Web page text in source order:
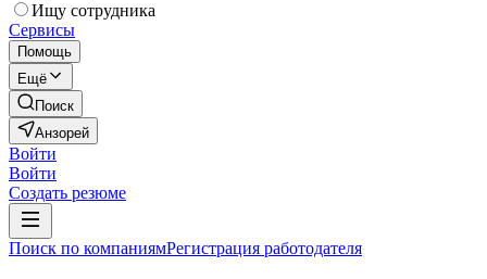
Ищу сотрудника
Сервисы
Помощь
Ещё
Поиск
Анзорей
Войти
Войти
Создать резюме
Поиск по компаниямРегистрация работодателя